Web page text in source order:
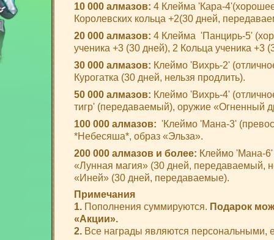
10 000 алмазов: 4 Клейма 'Кара-
Королевских кольца +2(30 дней,
20 000 алмазов: 4 Клейма 'Панцирь-5'
ученика +3 (30 дней), 2 Кольца ученика +3
30 000 алмазов: Клеймо 'Вихрь-2'
Курогатка (30 дней, нельзя продлить).
50 000 алмазов: Клеймо 'Вихрь-4'
тигр' (передаваемый), оружие «Огненный
100 000 алмазов: 'Клеймо 'Мана-3'
*Небесяша*, образ «Эльза».
200 000 алмазов и более: Клеймо 'Мана-
«Лунная магия» (30 дней, передаваемый,
«Иней» (30 дней, передаваемые).
Примечания
1. Пополнения суммируются. Подарок
«Акции».
2. Все награды являются персональными,